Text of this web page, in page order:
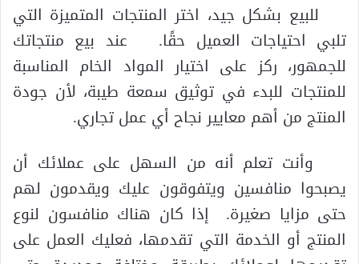
للبيع بشكل جيد، اختر المنتجات المتميزة التي
تلبي احتياجات العميل حقًا. عند بيع منتجاتك
للجمهور، ركز على اختيار المواد الخام المناسبة
للمنتجات للبدء في توثيق سمعة طيبة، لأن جودة
المنتج من أهم معايير نجاح أي عمل تجاري.
وأنت تعلم أنه من السهل على عملائك أن
يصبحوا منافسين ويتفوقون عليك ويقدمون لهم
حتى مزايا صغيرة. إذا كان هناك منافسون لنوع
المنتج أو الخدمة التي تقدمها، فعليك العمل على